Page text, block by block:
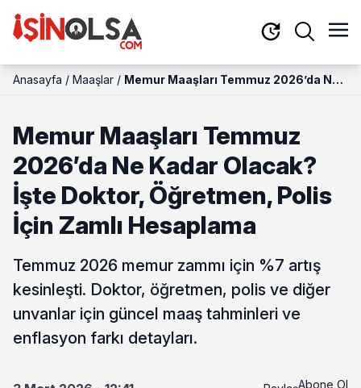
Anasayfa / Maaşlar / Memur Maaşları Temmuz 2026’da Ne
Memur Maaşları Temmuz
2026’da Ne Kadar Olacak?
İşte Doktor, Öğretmen, Polis
İçin Zamlı Hesaplama
Temmuz 2026 memur zammı için %7 artış
kesinleşti. Doktor, öğretmen, polis ve diğer
unvanlar için güncel maaş tahminleri ve
enflasyon farkı detayları.
Abone Ol